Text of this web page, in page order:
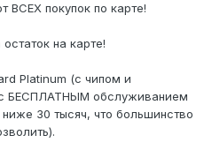
ВСЕХ покупок по карте!
на карте!
Platinum (с чипом и
с БЕСПЛАТНЫМ обслуживанием
30 тысяч, что большинство